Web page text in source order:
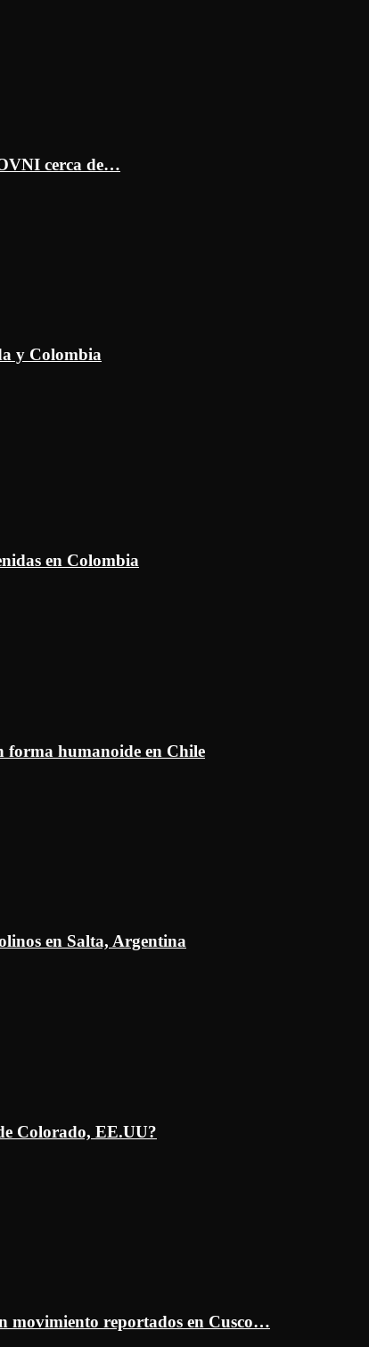
cerca de…
y Colombia
en Colombia
forma humanoide en Chile
en Salta, Argentina
Colorado, EE.UU?
movimiento reportados en Cusco…